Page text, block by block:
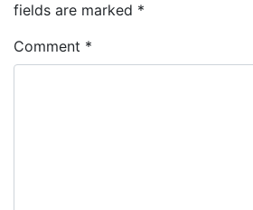
fields are marked *
Comment *